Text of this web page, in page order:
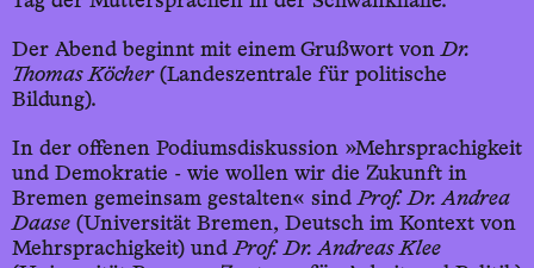
Der Abend beginnt mit einem Grußwort von Dr.
Thomas Köcher(Landeszentrale für politische
Bildung).
In der offenen Podiumsdiskussion »Mehrsprachigkeit
und Demokratie - wie wollen wir die Zukunft in
Bremen gemeinsam gestalten« sind Prof. Dr. Andrea
Daase (Universität Bremen, Deutsch im Kontext von
Mehrsprachigkeit) und Prof. Dr. Andreas Klee